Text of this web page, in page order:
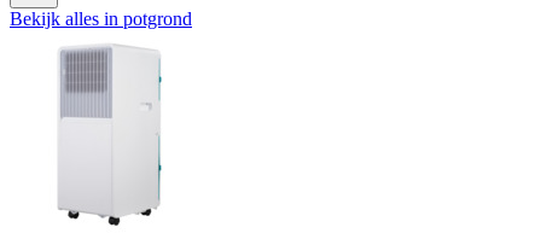
Bekijk alles in potgrond